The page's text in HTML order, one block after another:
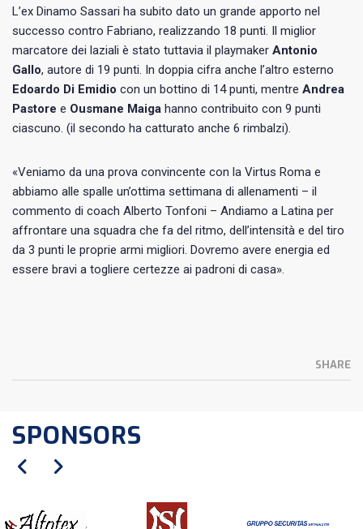
L’ex Dinamo Sassari ha subito dato un grande apporto nel
successo contro Fabriano, realizzando 18 punti. Il miglior
marcatore dei laziali è stato tuttavia il playmaker Antonio
Gallo, autore di 19 punti. In doppia cifra anche l’altro esterno
Edoardo Di Emidio con un bottino di 14 punti, mentre Andrea
Pastore e Ousmane Maiga hanno contribuito con 9 punti
ciascuno. (il secondo ha catturato anche 6 rimbalzi).
«Veniamo da una prova convincente con la Virtus Roma e
abbiamo alle spalle un’ottima settimana di allenamenti – il
commento di coach Alberto Tonfoni – Andiamo a Latina per
affrontare una squadra che fa del ritmo, dell’intensità e del tiro
da 3 punti le proprie armi migliori. Dovremo avere energia ed
essere bravi a togliere certezze ai padroni di casa».
SHARE
SPONSORS